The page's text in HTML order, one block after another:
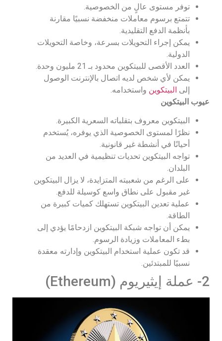
توفر مستوى عالٍ من الخصوصية.
تتمتع برسوم معاملات منخفضة نسبيًا مقارنة
بأنظمة الدفع التقليدية.
يمكن إجراء التحويلات بسرعة، وخاصة التحويلات
الدولية.
العدد الأقصى للبيتكوين محدود بـ 21 مليون وحدة.
يمكن لأي شخص لديه اتصال بالإنترنت الوصول
إلى البيتكوين واستخدامه.
عيوب البيتكوين
البيتكوين معروف بتقلباته السعرية الكبيرة.
نظرًا لمستوى الخصوصية الذي يوفره، يُستخدم
أحيانًا في أنشطة غير قانونية.
تواجه البيتكوين تحديات تنظيمية في العديد من
البلدان.
على الرغم من شعبيته المتزايدة، لا يزال البيتكوين
غير مقبول على نطاق واسع كوسيلة للدفع.
عملية تعدين البيتكوين تستهلك كميات كبيرة من
الطاقة.
يمكن أن تواجه شبكة البيتكوين ازدحامًا يؤدي إلى
بطء المعاملات وزيادة الرسوم.
قد تكون عملية استخدام البيتكوين وإدارته معقدة
نسبيًا للمبتدئين.
2- عملة إيثيريوم (Ethereum)